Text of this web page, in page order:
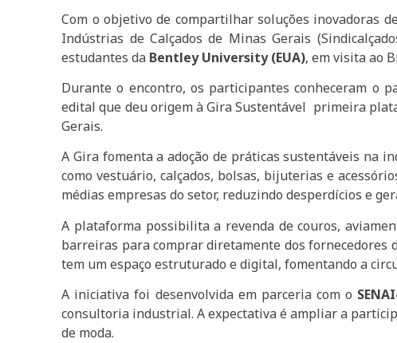
Com o objetivo de compartilhar soluções inovadoras
Indústrias de Calçados de Minas Gerais
estudantes da Bentley University (EUA), em visita ao
Durante o encontro, os participantes conheceram o
edital que deu origem à Gira Sustentável primeira
Gerais.
A Gira fomenta a adoção de práticas sustentáveis na
como vestuário, calçados, bolsas, bijuterias e
médias empresas do setor, reduzindo desperdícios e
A plataforma possibilita a revenda de couros,
barreiras para comprar diretamente dos fornecedores
tem um espaço estruturado e digital, fomentando a
A iniciativa foi desenvolvida em parceria com o
consultoria industrial. A expectativa é ampliar a
de moda.